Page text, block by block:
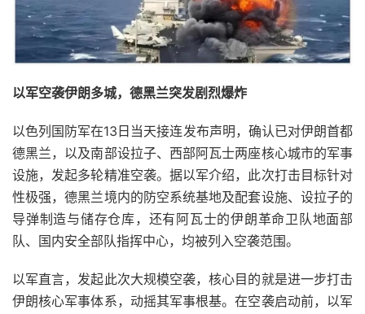
以军空袭伊朗多城，德黑兰突发剧烈爆炸
以色列国防军在13日当天接连发布声明，确认已对伊朗首都
德黑兰，以及南部设拉子、西部阿瓦士两座核心城市的军事
设施，发起多轮精准空袭。据以军介绍，此次打击目标针对
性极强，德黑兰境内的防空系统基地及配套设施、设拉子的
导弹制造与储存仓库，还有阿瓦士的伊朗革命卫队地面部
队、国内安全部队指挥中心，均被列入空袭范围。
以军直言，发起此次大规模空袭，核心目的就是进一步打击
伊朗核心军事体系，动摇其军事根基。在空袭启动前，以军